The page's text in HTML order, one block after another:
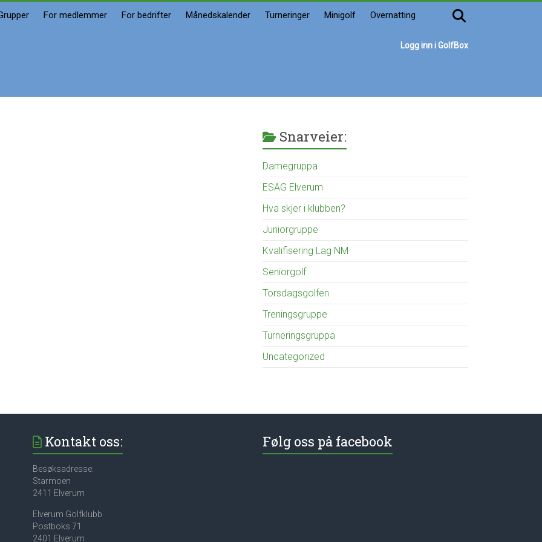
For medlemmer For bedrifter Månedskalender Turneringer Minigolf Overnatting
Logg inn i GolfBox
Snarveier:
Damegruppa
ESAG Elverum
Hva skjer i klubben?
Juniorgruppe
Kvalifisering Lag NM
Seniorgolf
Torsdagsgolfen
Treningsgruppe
Turneringsgruppa
Uncategorized
Kontakt oss:
Besøksadresse:
Starmoen
2411 Elverum
Elverum Golfklubb
Postboks 71
2401 Elverum
Følg oss på facebook